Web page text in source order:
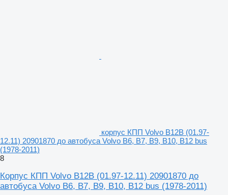
корпус КПП Volvo B12B (01.97-
12.11) 20901870 до автобуса Volvo B6, B7, B9, B10, B12 bus
(1978-2011)
8
Корпус КПП Volvo B12B (01.97-12.11) 20901870 до
автобуса Volvo B6, B7, B9, B10, B12 bus (1978-2011)